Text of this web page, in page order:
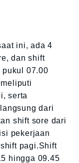
ini, ada 4
dan shift
pukul 07.00
serta
dari
shift sore dari
pekerjaan
pagi.Shift
hingga 09.45